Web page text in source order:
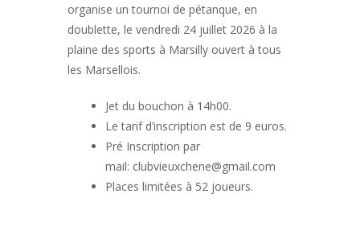
organise un tournoi de pétanque, en
doublette, le vendredi 24 juillet 2026 à la
plaine des sports à Marsilly ouvert à tous
les Marsellois.
Jet du bouchon à 14h00.
Le tarif d’inscription est de 9 euros.
Pré Inscription par
mail: clubvieuxchene@gmail.com
Places limitées à 52 joueurs.